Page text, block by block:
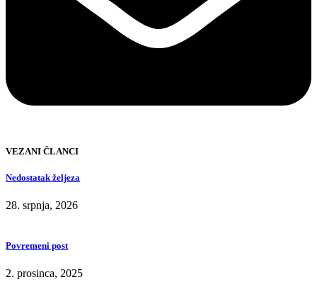
VEZANI ČLANCI
Nedostatak željeza
28. srpnja, 2026
Povremeni post
2. prosinca, 2025